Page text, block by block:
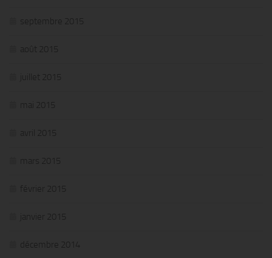
septembre 2015
août 2015
juillet 2015
mai 2015
avril 2015
mars 2015
février 2015
janvier 2015
décembre 2014